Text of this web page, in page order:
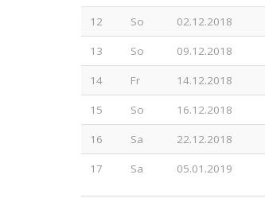
12 So 02.12.2018
13 So 09.12.2018
14 Fr 14.12.2018
15 So 16.12.2018
16 Sa 22.12.2018
17 Sa 05.01.2019